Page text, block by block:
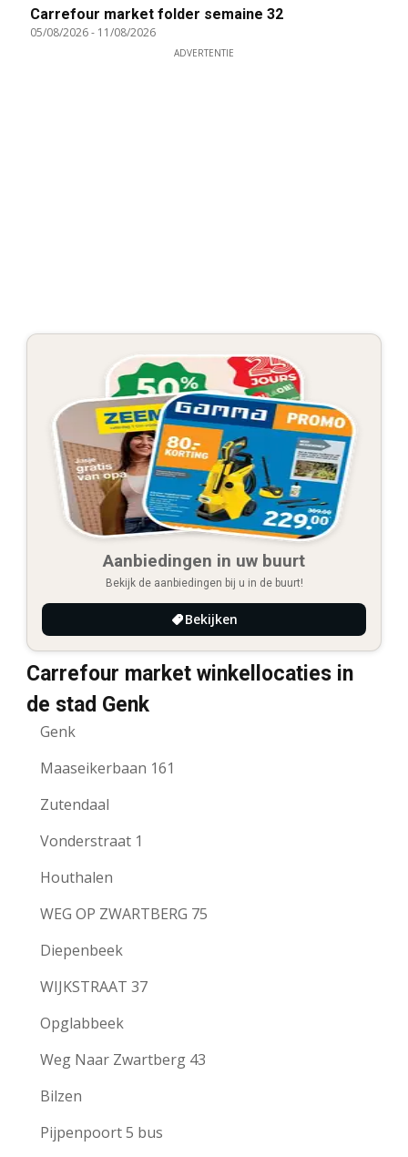
Carrefour market folder semaine 32
05/08/2026- 11/08/2026
ADVERTENTIE
Aanbiedingen in uw buurt
Bekijk de aanbiedingen bij u in de buurt!
Bekijken
Carrefour market winkellocaties in
de stad Genk
Genk
Maaseikerbaan 161
Zutendaal
Vonderstraat 1
Houthalen
WEG OP ZWARTBERG 75
Diepenbeek
WIJKSTRAAT 37
Opglabbeek
Weg Naar Zwartberg 43
Bilzen
Pijpenpoort 5 bus